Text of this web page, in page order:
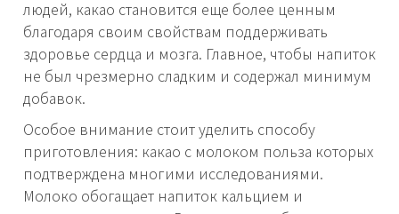
людей, какао становится еще более ценным
благодаря своим свойствам поддерживать
здоровье сердца и мозга. Главное, чтобы напиток
не был чрезмерно сладким и содержал минимум
добавок.
Особое внимание стоит уделить способу
приготовления: какао с молоком польза которых
подтверждена многими исследованиями.
Молоко обогащает напиток кальцием и